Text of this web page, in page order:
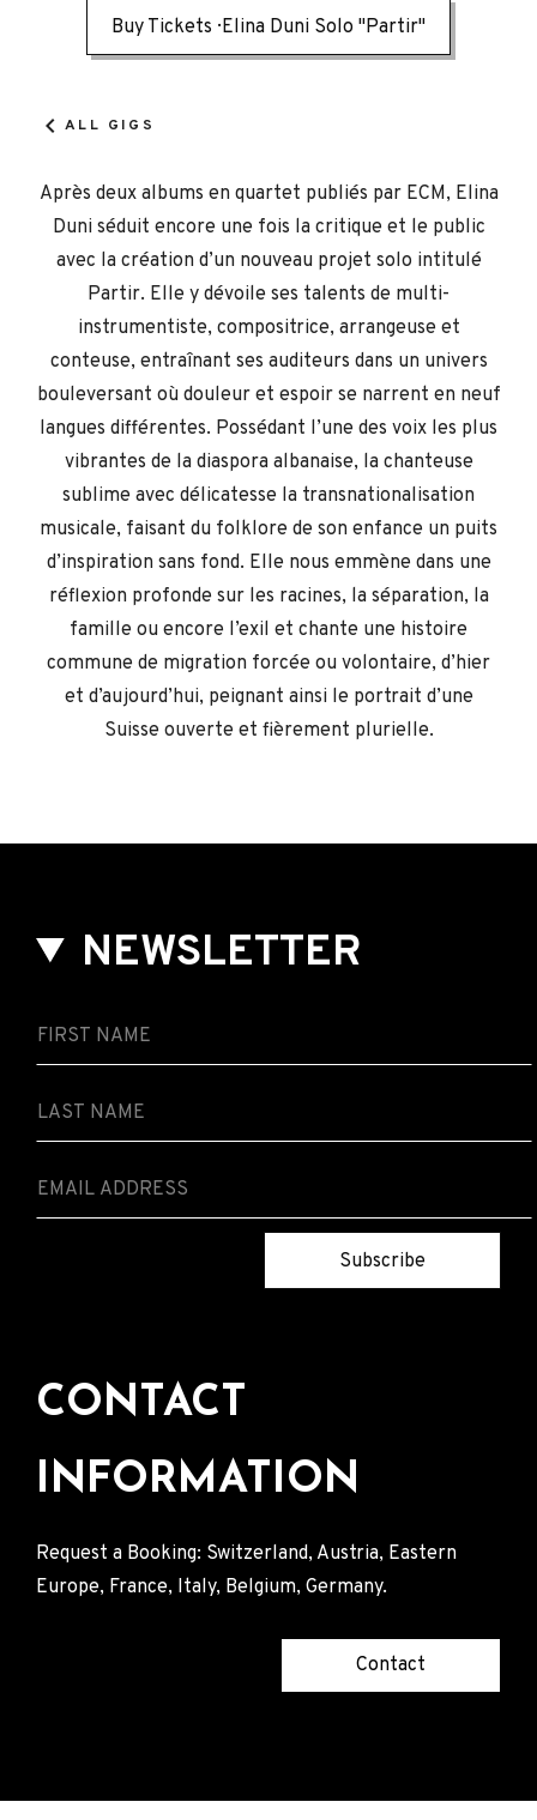
Buy Tickets Elina Duni Solo "Partir"
ALL GIGS
Après deux albums en quartet publiés par ECM, Elina
Duni séduit encore une fois la critique et le public
avec la création d’un nouveau projet solo intitulé
Partir. Elle y dévoile ses talents de multi-
instrumentiste, compositrice, arrangeuse et
conteuse, entraînant ses auditeurs dans un univers
bouleversant où douleur et espoir se narrent en neuf
langues différentes. Possédant l’une des voix les plus
vibrantes de la diaspora albanaise, la chanteuse
sublime avec délicatesse la transnationalisation
musicale, faisant du folklore de son enfance un puits
d’inspiration sans fond. Elle nous emmène dans une
réflexion profonde sur les racines, la séparation, la
famille ou encore l’exil et chante une histoire
commune de migration forcée ou volontaire, d’hier
et d’aujourd’hui, peignant ainsi le portrait d’une
Suisse ouverte et fièrement plurielle.
NEWSLETTER
Subscribe
CONTACT
INFORMATION
Request a Booking: Switzerland, Austria, Eastern
Europe, France, Italy, Belgium, Germany.
Contact